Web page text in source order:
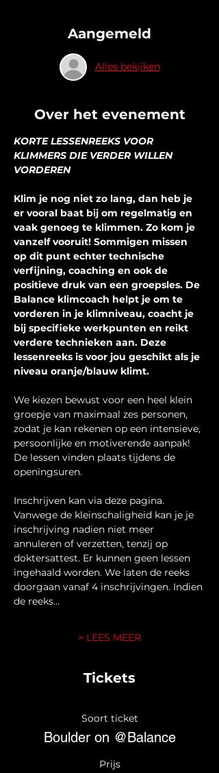
Aangemeld
Alles bekijken
Over het evenement
KORTE LESSENREEKS VOOR
KLIMMERS DIE VERDER WILLEN
VORDEREN
Klim je nog niet zo lang, dan heb je
er vooral baat bij om regelmatig en
vaak genoeg te klimmen. Zo kom je
vanzelf vooruit! Sommigen missen
op dit punt echter technische
verfijning, coaching en ook de
positieve druk van een groepsles. De
Balance klimcoach helpt je om te
vorderen in je klimniveau, coacht je
bij specifieke werkpunten en reikt
verdere technieken aan. Deze
lessenreeks is voor jou geschikt als je
niveau oranje/blauw klimt.
We kiezen bewust voor een heel klein
groepje van maximaal zes personen,
zodat je kan rekenen op een intensieve,
persoonlijke en motiverende aanpak!
De lessen vinden plaats tijdens de
openingsuren.
Inschrijven kan via deze pagina.
Vanwege de kleinschaligheid kan je je
inschrijving nadien niet meer
annuleren of verzetten, tenzij op
doktersattest. Er kunnen geen lessen
ingehaald worden. We laten de reeks
doorgaan vanaf 4 inschrijvingen. Indien
de reeks…
> LEES MEER
Tickets
Soort ticket
Boulder on @Balance
Prijs